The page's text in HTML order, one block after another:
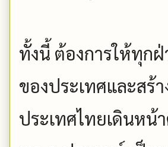
ทั้งนี้ ต้องการให้ทุก
ของประเทศและสร้
ประเทศไทยเดินหน้